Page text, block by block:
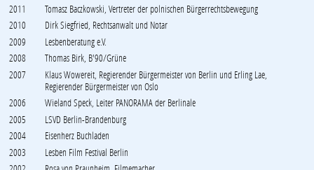
2011
Tomasz Baczkowski, Vertreter der polnischen Bürgerrechtsbewegung
2010
Dirk Siegfried, Rechtsanwalt und Notar
2009
Lesbenberatung e.V.
2008
Thomas Birk, B'90/Grüne
2007
Klaus Wowereit, Regierender Bürgermeister von Berlin und Erling Lae,
Regierender Bürgermeister von Oslo
2006
Wieland Speck, Leiter PANORAMA der Berlinale
2005
LSVD Berlin-Brandenburg
2004
Eisenherz Buchladen
2003
Lesben Film Festival Berlin